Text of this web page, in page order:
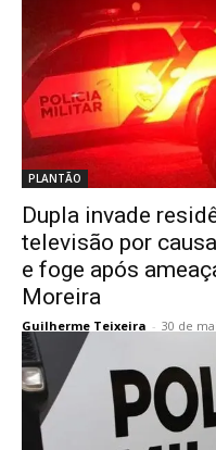
PLANTÃO
Dupla invade
televisão por
e foge após
Moreira
Guilherme Teixeira - 30 de